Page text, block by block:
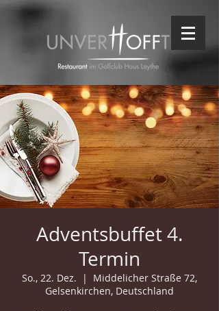
Adventsbuffet 4.
Termin
So., 22. Dez.
  |
Middelicher Straße 72,
Gelsenkirchen, Deutschland